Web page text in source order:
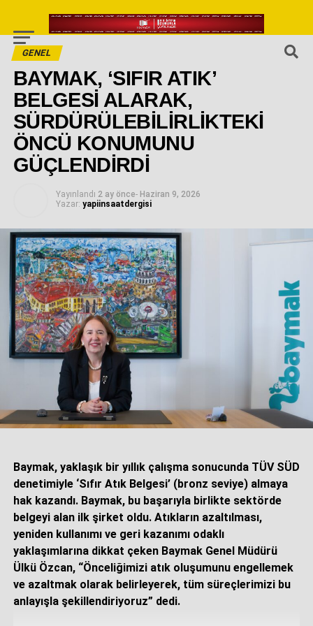
GENEL
BAYMAK, ‘SIFIR ATIK’
BELGESİ ALARAK,
SÜRDÜRÜLEBİLİRLİKTEKİ
ÖNCÜ KONUMUNU
GÜÇLENDİRDİ
Yayınlandı 2 ay önce- Haziran 9, 2026
Yazar: yapiinsaatdergisi
Baymak, yaklaşık bir yıllık çalışma sonucunda TÜV SÜD
denetimiyle ‘Sıfır Atık Belgesi’ (bronz seviye) almaya
hak kazandı. Baymak, bu başarıyla birlikte sektörde
belgeyi alan ilk şirket oldu. Atıkların azaltılması,
yeniden kullanımı ve geri kazanımı odaklı
yaklaşımlarına dikkat çeken Baymak Genel Müdürü
Ülkü Özcan, “Önceliğimizi atık oluşumunu engellemek
ve azaltmak olarak belirleyerek, tüm süreçlerimizi bu
anlayışla şekillendiriyoruz” dedi.